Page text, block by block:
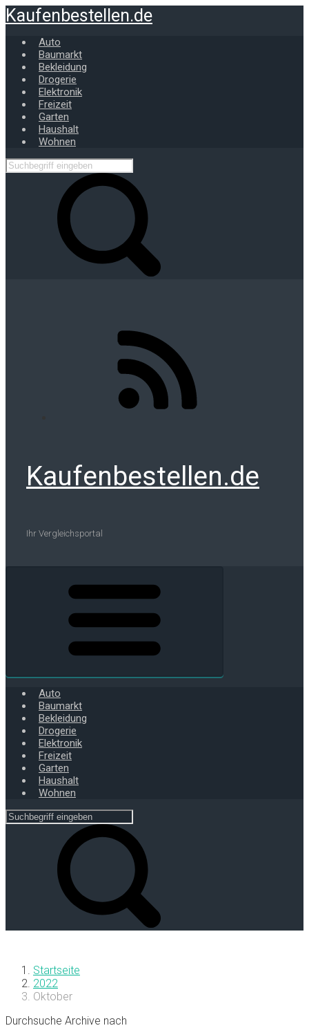
Zum
Hauptinhalt
springen
Kaufenbestellen.de
Auto
Baumarkt
Bekleidung
Drogerie
Elektronik
Freizeit
Garten
Haushalt
Wohnen
Kaufenbestellen.de
Ihr Vergleichsportal
Auto
Baumarkt
Bekleidung
Drogerie
Elektronik
Freizeit
Garten
Haushalt
Wohnen
Startseite
2022
Oktober
Durchsuche Archive nach